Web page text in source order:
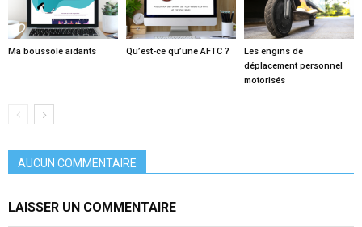
Ma boussole aidants Qu’est-ce qu’une AFTC ?
Les engins de
déplacement personnel
motorisés
AUCUN COMMENTAIRE
LAISSER UN COMMENTAIRE